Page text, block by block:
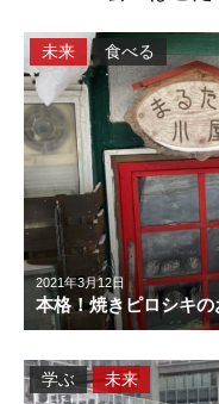
2021年3月12日
本格！焼きピロシキ
未来 食べる
学ぶ 未来